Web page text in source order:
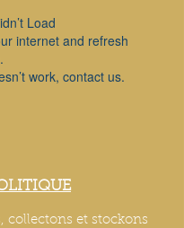
Load
internet and refresh
work, contact us.
collectons et stockons